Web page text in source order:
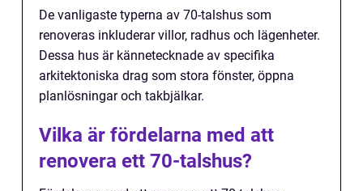
De vanligaste typerna av 70-talshus som
renoveras inkluderar villor, radhus och lägenheter.
Dessa hus är kännetecknade av specifika
arkitektoniska drag som stora fönster, öppna
planlösningar och takbjälkar.
Vilka är fördelarna med att
renovera ett 70-talshus?